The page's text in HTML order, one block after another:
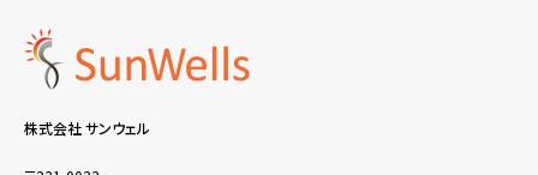
株式会社 サンウェル